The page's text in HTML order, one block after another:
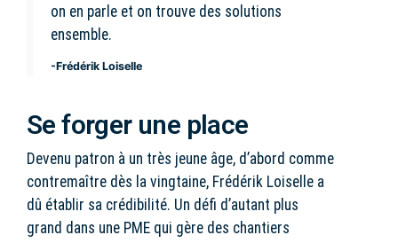
on en parle et on trouve des solutions
ensemble.
-Frédérik Loiselle
Se forger une place
Devenu patron à un très jeune âge, d’abord comme
contremaître dès la vingtaine, Frédérik Loiselle a
dû établir sa crédibilité. Un défi d’autant plus
grand dans une PME qui gère des chantiers